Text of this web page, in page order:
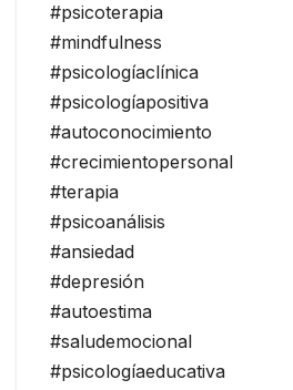
#psicoterapia
#mindfulness
#psicologíaclínica
#psicologíapositiva
#autoconocimiento
#crecimientopersonal
#terapia
#psicoanálisis
#ansiedad
#depresión
#autoestima
#saludemocional
#psicologíaeducativa